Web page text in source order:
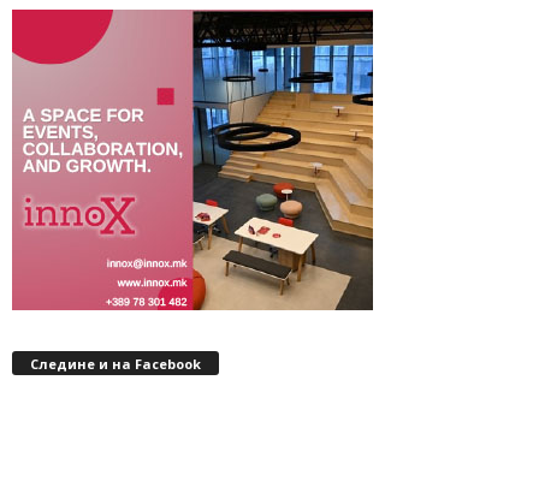
Следине и на Facebook